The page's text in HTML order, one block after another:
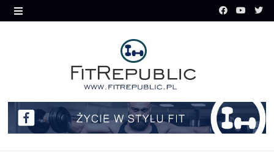
Skip
to
MENU